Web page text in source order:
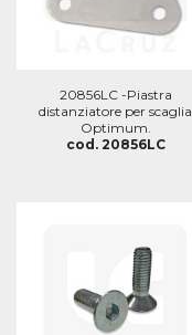
20856LC -Piastra
distanziatore per scaglia
Optimum.
cod. 20856LC